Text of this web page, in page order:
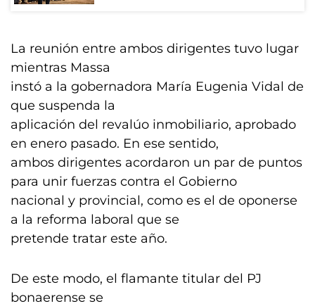
La reunión entre ambos dirigentes tuvo lugar
mientras Massa
instó a la gobernadora María Eugenia Vidal de
que suspenda la
aplicación del revalúo inmobiliario, aprobado
en enero pasado. En ese sentido,
ambos dirigentes acordaron un par de puntos
para unir fuerzas contra el Gobierno
nacional y provincial, como es el de oponerse
a la reforma laboral que se
pretende tratar este año.
De este modo, el flamante titular del PJ
bonaerense se